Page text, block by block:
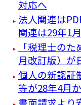
対応へ
法人関連は
関連は29年1
「税理士の
月改訂版）が
個人の新認証
等が28年4月